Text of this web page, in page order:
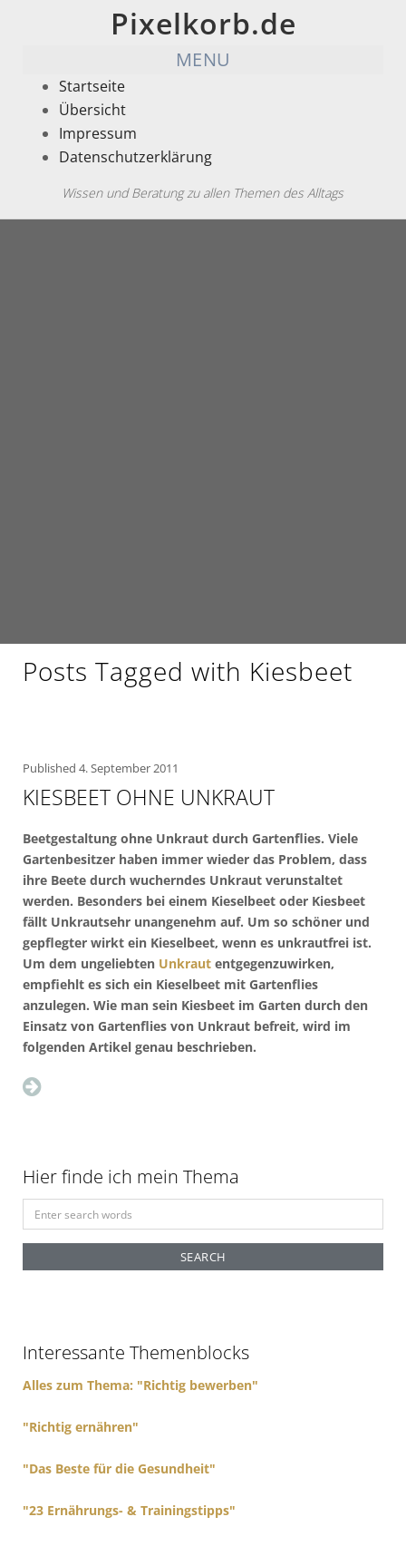
Pixelkorb.de
MENU
Startseite
Übersicht
Impressum
Datenschutzerklärung
Wissen und Beratung zu allen Themen des Alltags
Posts Tagged with Kiesbeet
Published 4. September 2011
KIESBEET OHNE UNKRAUT
Beetgestaltung ohne Unkraut durch Gartenflies. Viele
Gartenbesitzer haben immer wieder das Problem, dass
ihre Beete durch wucherndes Unkraut verunstaltet
werden. Besonders bei einem Kieselbeet oder Kiesbeet
fällt Unkrautsehr unangenehm auf. Um so schöner und
gepflegter wirkt ein Kieselbeet, wenn es unkrautfrei ist.
Um dem ungeliebten Unkraut entgegenzuwirken,
empfiehlt es sich ein Kieselbeet mit Gartenflies
anzulegen. Wie man sein Kiesbeet im Garten durch den
Einsatz von Gartenflies von Unkraut befreit, wird im
folgenden Artikel genau beschrieben.
Hier finde ich mein Thema
e
r
o
Interessante Themenblocks
Alles zum Thema: "Richtig bewerben"
"Richtig ernähren"
"Das Beste für die Gesundheit"
"23 Ernährungs- & Trainingstipps"